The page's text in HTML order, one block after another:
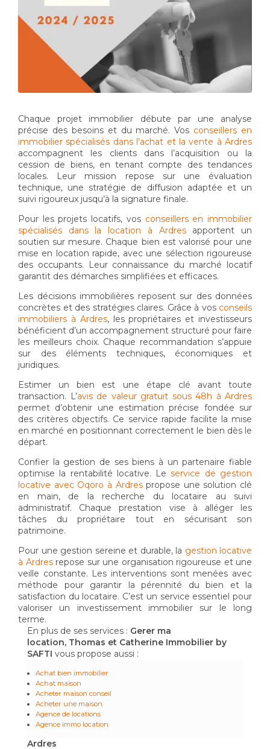
Chaque projet immobilier débute par une analyse
précise des besoins et du marché. Vos conseillers en
immobilier spécialisés dans l'achat et la vente à Ardres
accompagnent les clients dans l’acquisition ou la
cession de biens, en tenant compte des tendances
locales. Leur mission repose sur une évaluation
technique, une stratégie de diffusion adaptée et un
suivi rigoureux jusqu’à la signature finale.
Pour les projets locatifs, vos conseillers en immobilier
spécialisés dans la location à Ardresapportent un
soutien sur mesure. Chaque bien est valorisé pour une
mise en location rapide, avec une sélection rigoureuse
des occupants. Leur connaissance du marché locatif
garantit des démarches simplifiées et efficaces.
Les décisions immobilières reposent sur des données
concrètes et des stratégies claires. Grâce à vos conseils
immobiliers à Ardres, les propriétaires et investisseurs
bénéficient d’un accompagnement structuré pour faire
les meilleurs choix. Chaque recommandation s’appuie
sur des éléments techniques, économiques et
juridiques.
Estimer un bien est une étape clé avant toute
transaction. L’avis de valeur gratuit sous 48h à Ardres
permet d’obtenir une estimation précise fondée sur
des critères objectifs. Ce service rapide facilite la mise
en marché en positionnant correctement le bien dès le
départ.
Confier la gestion de ses biens à un partenaire fiable
optimise la rentabilité locative. Leservice de gestion
locative avec Oqoro à Ardrespropose une solution clé
en main, de la recherche du locataire au suivi
administratif. Chaque prestation vise à alléger les
tâches du propriétaire tout en sécurisant son
patrimoine.
Pour une gestion sereine et durable, la gestion locative
à Ardresrepose sur une organisation rigoureuse et une
veille constante. Les interventions sont menées avec
méthode pour garantir la pérennité du bien et la
satisfaction du locataire. C’est un service essentiel pour
valoriser un investissement immobilier sur le long
terme.
En plus de ses services : Gerer ma
location, Thomas et Catherine Immobilier by
SAFTI vous propose aussi :
Achat bien immobilier
Achat maison
Acheter maison conseil
Acheter une maison
Agence de locations
Agence immo location
Ardres